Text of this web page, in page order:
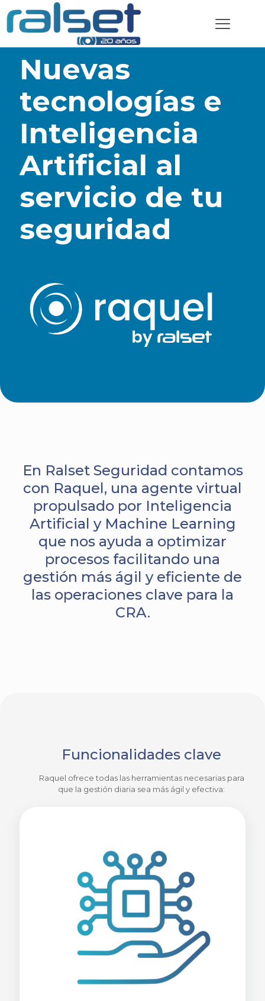
Nuevas
tecnologías e
Inteligencia
Artificial al
servicio de tu
seguridad
En Ralset Seguridad contamos
con Raquel, una agente virtual
propulsado por Inteligencia
Artificial y Machine Learning
que nos ayuda a optimizar
procesos facilitando una
gestión más ágil y eficiente de
las operaciones clave para la
CRA.
Funcionalidades clave
Raquel ofrece todas las herramientas necesarias para
que la gestión diaria sea más ágil y efectiva: